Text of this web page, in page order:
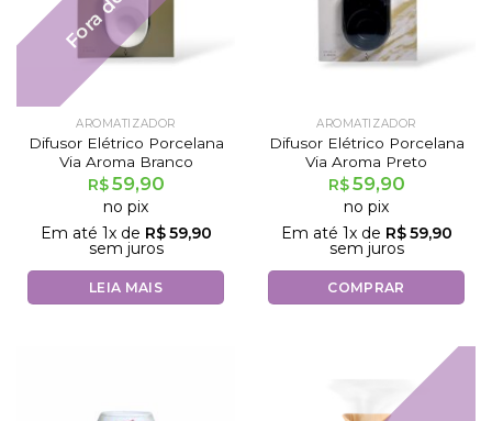
AROMATIZADOR
Difusor Elétrico Porcelana
Via Aroma Branco
R$59,90
no pix
Em até 1x de R$59,90
sem juros
LEIA MAIS
AROMATIZADOR
Difusor Elétrico Porcelana
Via Aroma Preto
R$59,90
no pix
Em até 1x de R$59,90
sem juros
COMPRAR